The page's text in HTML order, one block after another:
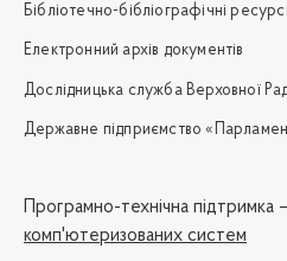
Бібліотечно-бібліографічні
Електронний архів документів
Дослідницька служба Верховної
Державне підприємство
Програмно-технічна підтримка
комп'ютеризованих систем